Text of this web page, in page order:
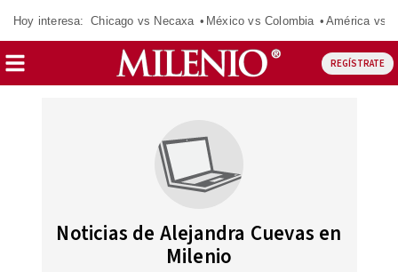
Hoy interesa: Chicago vs Necaxa México vs Colombia América vs
REGÍSTRATE
Noticias de Alejandra Cuevas en
Milenio